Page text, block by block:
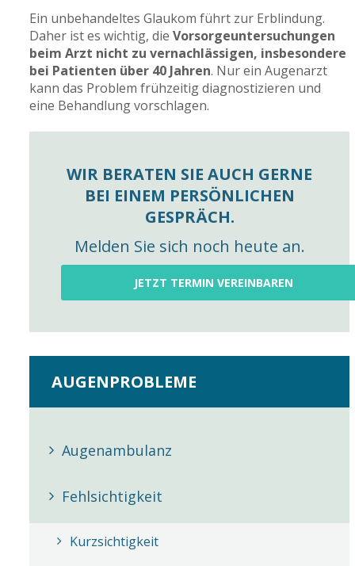
Ein unbehandeltes Glaukom führt zur Erblindung.
Daher ist es wichtig, dieVorsorgeuntersuchungen
beim Arzt nicht zu vernachlässigen, insbesondere
bei Patienten über 40 Jahren. Nur ein Augenarzt
kann das Problem frühzeitig diagnostizieren und
eine Behandlung vorschlagen.
WIR BERATEN SIE AUCH GERNE
BEI EINEM PERSÖNLICHEN
GESPRÄCH.
Melden Sie sich noch heute an.
JETZT TERMIN VEREINBAREN
AUGENPROBLEME
Augenambulanz
Fehlsichtigkeit
Kurzsichtigkeit